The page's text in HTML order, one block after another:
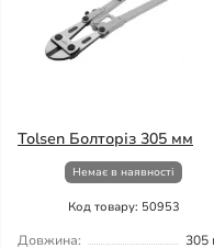
Tolsen Болторіз 305 мм
Немає в наявності
Код товару: 50953
Довжина:
305